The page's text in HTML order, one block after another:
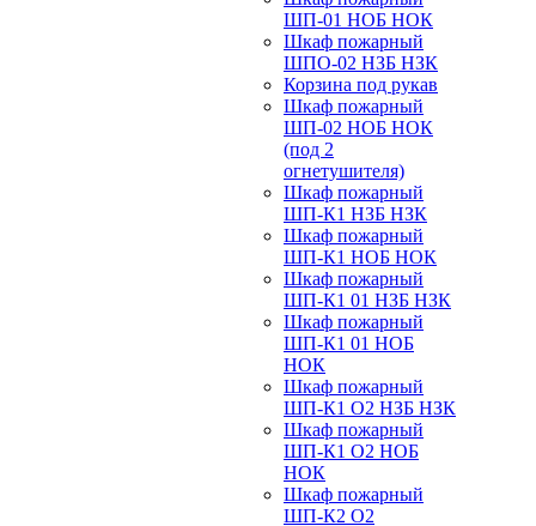
ШП-01 НОБ НОК
Шкаф пожарный
ШПО-02 НЗБ НЗК
Корзина под рукав
Шкаф пожарный
ШП-02 НОБ НОК
(под 2
огнетушителя)
Шкаф пожарный
ШП-К1 НЗБ НЗК
Шкаф пожарный
ШП-К1 НОБ НОК
Шкаф пожарный
ШП-К1 01 НЗБ НЗК
Шкаф пожарный
ШП-К1 01 НОБ
НОК
Шкаф пожарный
ШП-К1 О2 НЗБ НЗК
Шкаф пожарный
ШП-К1 О2 НОБ
НОК
Шкаф пожарный
ШП-К2 О2